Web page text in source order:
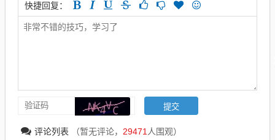
快捷回复：
评论列表 （暂无评论， 29471人围观）